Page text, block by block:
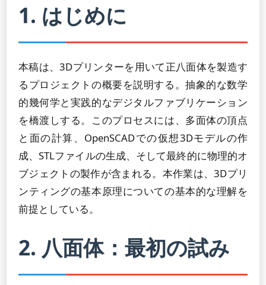
1. はじめに
本稿は、3Dプリンターを用いて正八面体を製造す
るプロジェクトの概要を説明する。抽象的な数学
的幾何学と実践的なデジタルファブリケーション
を橋渡しする。このプロセスには、多面体の頂点
と面の計算、OpenSCADでの仮想3Dモデルの作
成、STLファイルの生成、そして最終的に物理的オ
ブジェクトの製作が含まれる。本作業は、3Dプリ
ンティングの基本原理についての基本的な理解を
前提としている。
2. 八面体：最初の試み